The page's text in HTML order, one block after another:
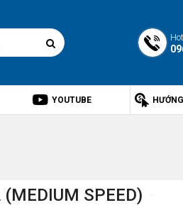
YOUTUBE
(MEDIUM SPEED)